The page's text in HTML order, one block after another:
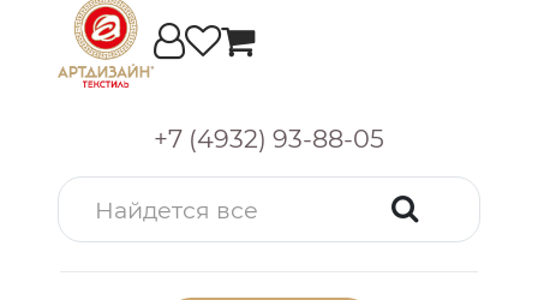
+7 (4932) 93-88-05